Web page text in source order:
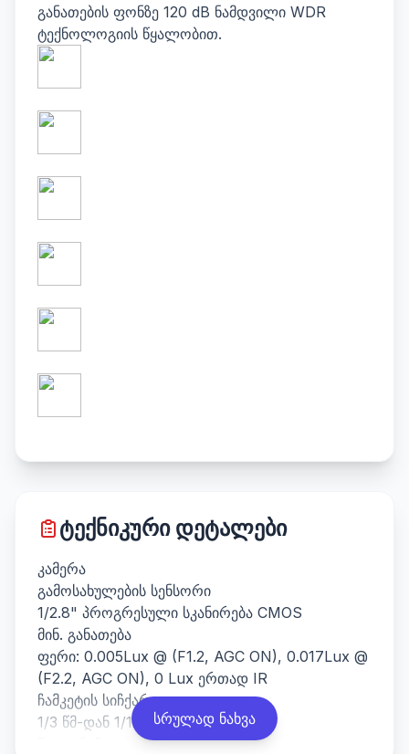
განათების ფონზე 120 dB ნამდვილი WDR
ტექნოლოგიის წყალობით.
ტექნიკური დეტალები
კამერა
გამოსახულების სენსორი
1/2.8" პროგრესული სკანირება CMOS
მინ. განათება
ფერი: 0.005Lux @ (F1.2, AGC ON), 0.017Lux @
(F2.2, AGC ON), 0 Lux ერთად IR
ჩამკეტის სიჩქარე
1/3 წმ-დან 1/100000 წმ-მდე
სრულად ნახვა